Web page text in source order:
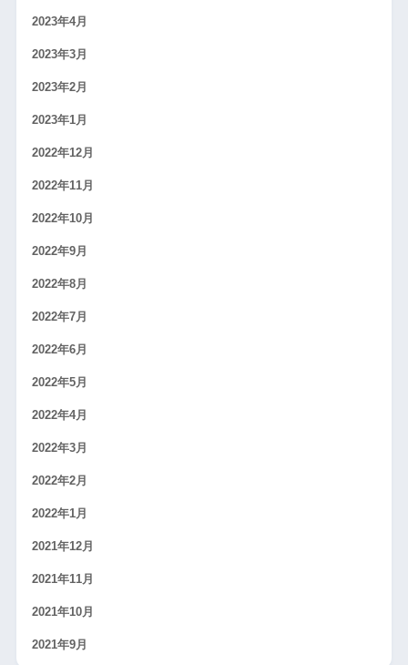
2023年4月
2023年3月
2023年2月
2023年1月
2022年12月
2022年11月
2022年10月
2022年9月
2022年8月
2022年7月
2022年6月
2022年5月
2022年4月
2022年3月
2022年2月
2022年1月
2021年12月
2021年11月
2021年10月
2021年9月